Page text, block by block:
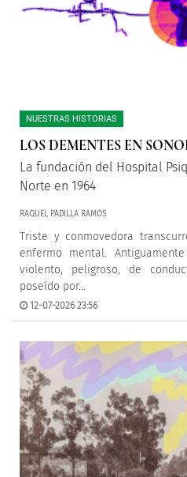
NUESTRAS HISTORIAS
LOS DEMENTES EN
La fundación del Hospital
Norte en 1964
RAQUEL PADILLA RAMOS
Triste y conmovedora
enfermo mental.
violento, peligroso, de
poseído por...
12-07-2026 23:56